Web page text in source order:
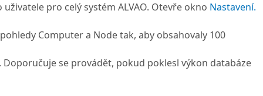
pro celý systém ALVAO. Otevře okno Nastavení.
Computer a Node tak, aby obsahovaly 100
se provádět, pokud poklesl výkon databáze